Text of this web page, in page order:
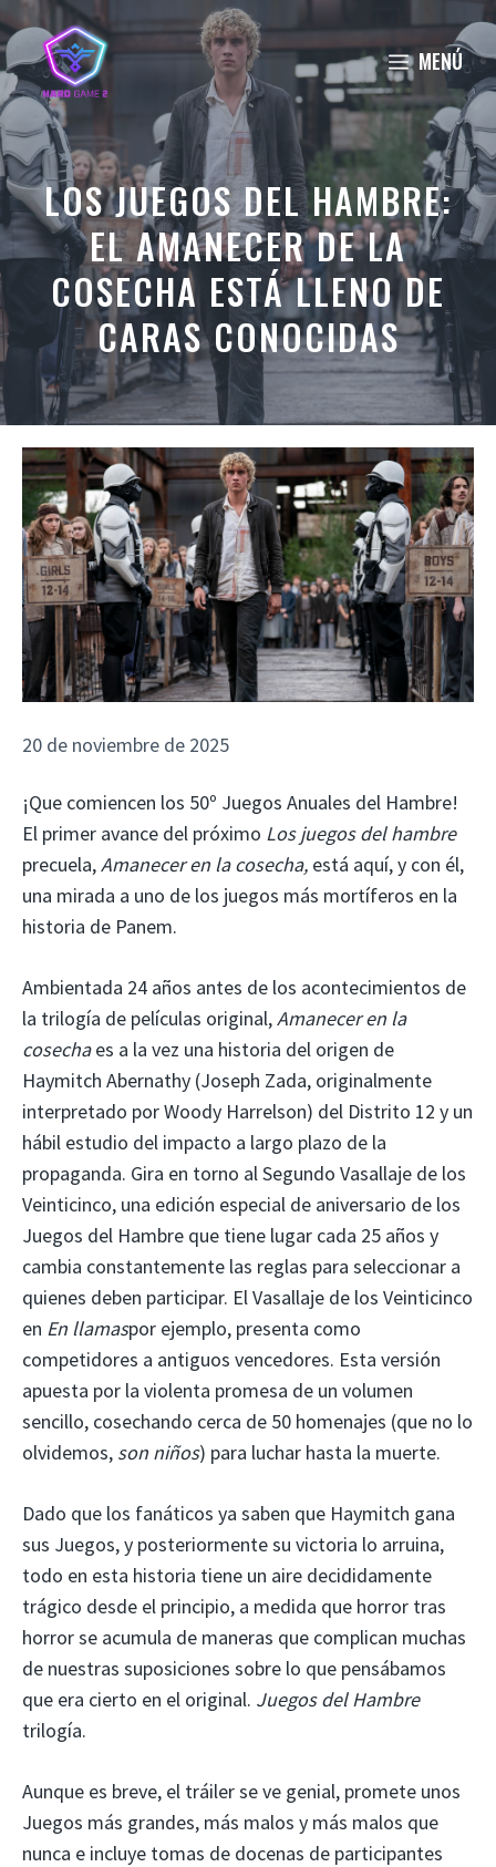
Saltar
al
contenido
MENÚ
LOS JUEGOS DEL HAMBRE:
EL AMANECER DE LA
COSECHA ESTÁ LLENO DE
CARAS CONOCIDAS
20 de noviembre de 2025
¡Que comiencen los 50º Juegos Anuales del Hambre!
El primer avance del próximo Los juegos del hambre
precuela,Amanecer en la cosecha, está aquí, y con él,
una mirada a uno de los juegos más mortíferos en la
historia de Panem.
Ambientada 24 años antes de los acontecimientos de
la trilogía de películas original,Amanecer en la
cosechaes a la vez una historia del origen de
Haymitch Abernathy (Joseph Zada, originalmente
interpretado por Woody Harrelson) del Distrito 12 y un
hábil estudio del impacto a largo plazo de la
propaganda. Gira en torno al Segundo Vasallaje de los
Veinticinco, una edición especial de aniversario de los
Juegos del Hambre que tiene lugar cada 25 años y
cambia constantemente las reglas para seleccionar a
quienes deben participar. El Vasallaje de los Veinticinco
en En llamaspor ejemplo, presenta como
competidores a antiguos vencedores. Esta versión
apuesta por la violenta promesa de un volumen
sencillo, cosechando cerca de 50 homenajes (que no lo
olvidemos, son niños) para luchar hasta la muerte.
Dado que los fanáticos ya saben que Haymitch gana
sus Juegos, y posteriormente su victoria lo arruina,
todo en esta historia tiene un aire decididamente
trágico desde el principio, a medida que horror tras
horror se acumula de maneras que complican muchas
de nuestras suposiciones sobre lo que pensábamos
que era cierto en el original. Juegos del Hambre
trilogía.
Aunque es breve, el tráiler se ve genial, promete unos
Juegos más grandes, más malos y más malos que
nunca e incluye tomas de docenas de participantes